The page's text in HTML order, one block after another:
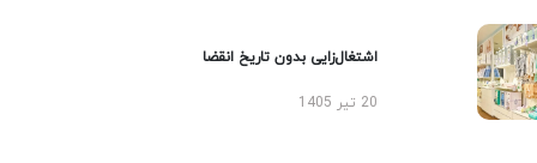
اشتغال‌زایی بدون تاریخ انقضا
20 تیر 1405